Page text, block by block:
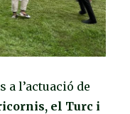
a l’actuació de
el Turc i